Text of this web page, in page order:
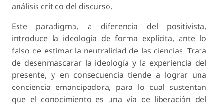
análisis crítico del discurso.
Este paradigma, a diferencia del positivista,
introduce la ideología de forma explícita, ante lo
falso de estimar la neutralidad de las ciencias. Trata
de desenmascarar la ideología y la experiencia del
presente, y en consecuencia tiende a lograr una
conciencia emancipadora, para lo cual sustentan
que el conocimiento es una vía de liberación del